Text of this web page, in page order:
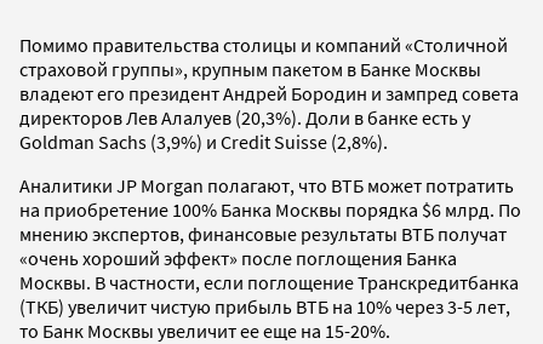
Помимо правительства столицы и компаний «Столичной
страховой группы», крупным пакетом в Банке Москвы
владеют его президент Андрей Бородин и зампред совета
директоров Лев Алалуев (20,3%). Доли в банке есть у
Goldman Sachs (3,9%) и Credit Suisse (2,8%).
Аналитики JP Morgan полагают, что ВТБ может потратить
на приобретение 100% Банка Москвы порядка $6 млрд. По
мнению экспертов, финансовые результаты ВТБ получат
«очень хороший эффект» после поглощения Банка
Москвы. В частности, если поглощение Транскредитбанка
(ТКБ) увеличит чистую прибыль ВТБ на 10% через 3-5 лет,
то Банк Москвы увеличит ее еще на 15-20%.